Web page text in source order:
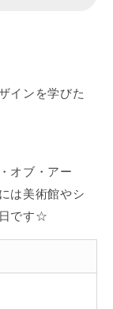
インを学びた
オブ・アー
は美術館やシ
です☆